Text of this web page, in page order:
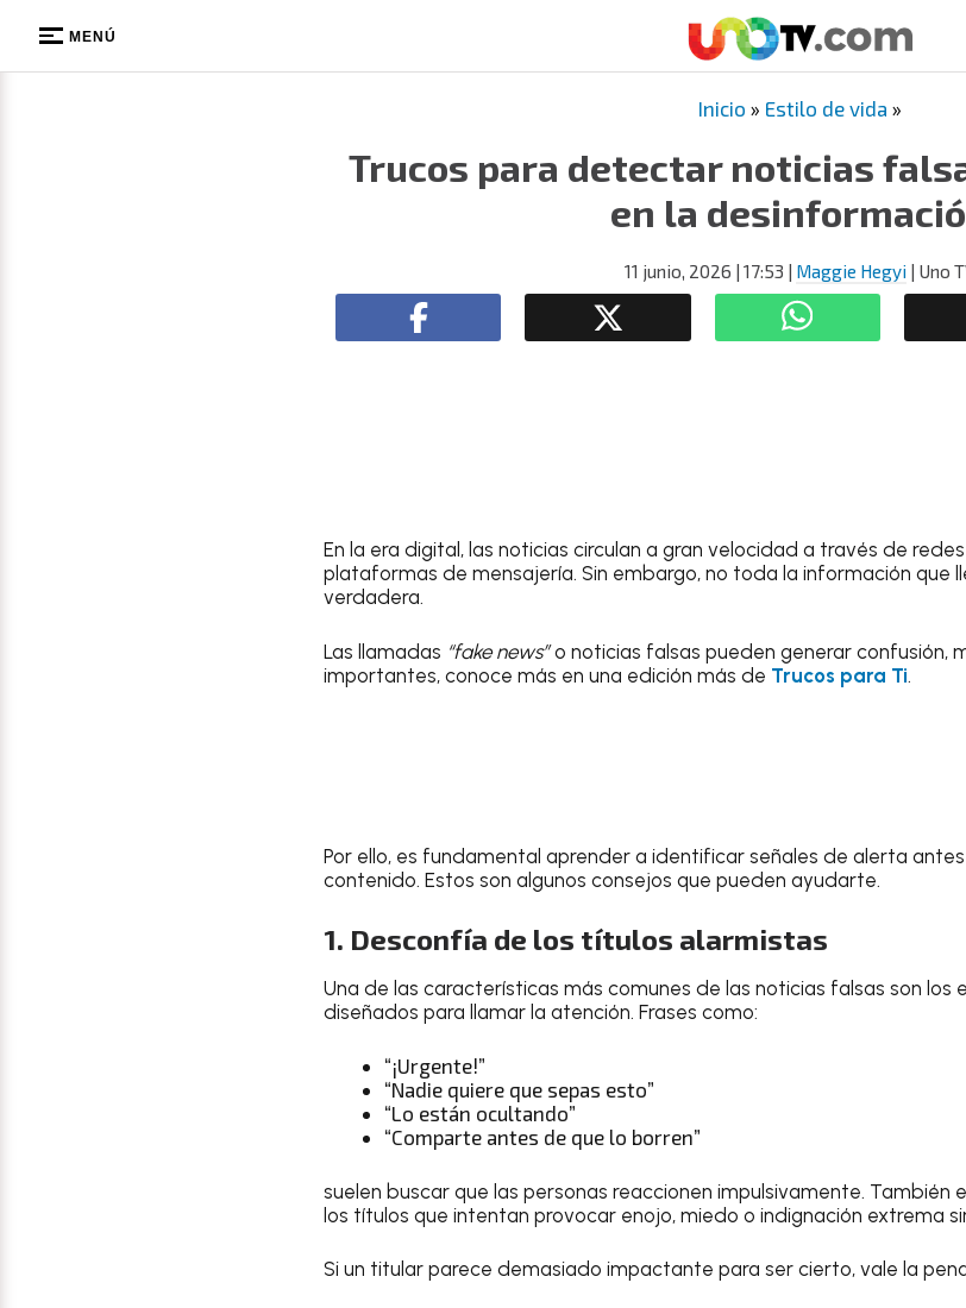
MENÚ
Inicio » Estilo de vida »
Trucos para detectar noticias
en la
11 junio, 2026 | 17:53 | Maggie Hegyi | Uno
En la era digital, las noticias circulan a gran velocidad a través de
plataformas de mensajería. Sin embargo, no toda la información que
verdadera.
Las llamadas “fake news”o noticias falsas pueden generar confusión,
importantes, conoce más en una edición más de Trucos para Ti.
Por ello, es fundamental aprender a identificar señales de alerta
contenido. Estos son algunos consejos que pueden ayudarte.
1. Desconfía de los títulos alarmistas
Una de las características más comunes de las noticias falsas son los
diseñados para llamar la atención. Frases como:
“¡Urgente!”
“Nadie quiere que sepas esto”
“Lo están ocultando”
“Comparte antes de que lo borren”
suelen buscar que las personas reaccionen impulsivamente.
los títulos que intentan provocar enojo, miedo o indignación extrema
Si un titular parece demasiado impactante para ser cierto, vale la